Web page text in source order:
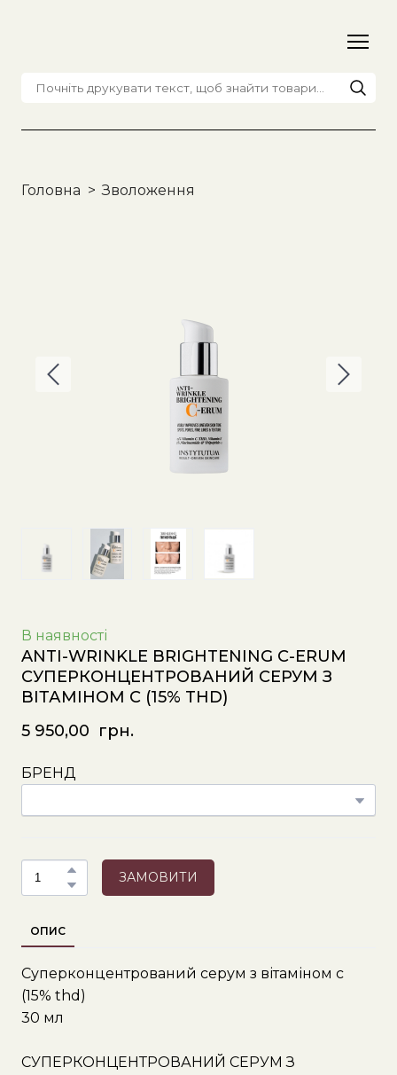
Головна Зволоження
В наявності
ANTI-WRINKLE BRIGHTENING C-ERUM
СУПЕРКОНЦЕНТРОВАНИЙ СЕРУМ З
ВІТАМІНОМ С (15% THD)
5 950,00  грн.
БРЕНД
ЗАМОВИТИ
ОПИС
Суперконцентрований серум з вітаміном с
(15% thd)
30 мл
СУПЕРКОНЦЕНТРОВАНИЙ СЕРУМ З